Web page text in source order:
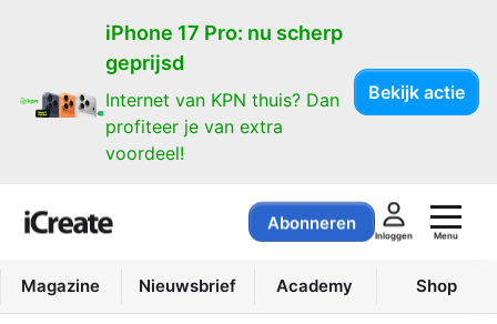
iPhone 17 Pro: nu scherp
geprijsd
Internet van KPN thuis? Dan
profiteer je van extra
voordeel!
Bekijk actie
Abonneren
Inloggen Menu
Magazine Nieuwsbrief Academy Shop